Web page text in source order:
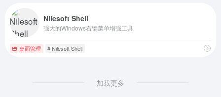
Nilesoft Shell
强大的Windows右键菜单增强工具
桌面管理 # Nilesoft Shell
加载更多